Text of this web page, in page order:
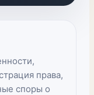
права,
споры о